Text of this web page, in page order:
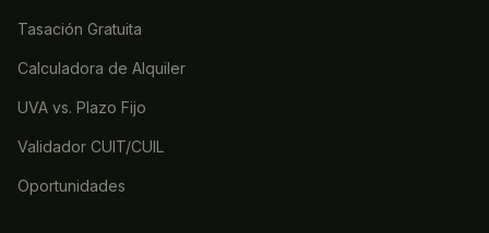
Tasación Gratuita
Calculadora de Alquiler
UVA vs. Plazo Fijo
Validador CUIT/CUIL
Oportunidades